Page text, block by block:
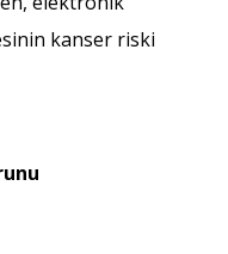
kanser riski